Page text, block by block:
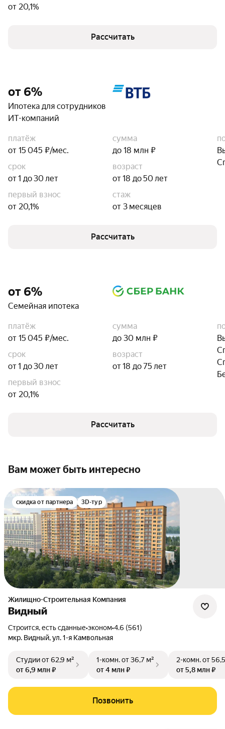
от 20,1%
Рассчитать
от 6%
Ипотека для сотрудников
ИТ-компаний
платёж
от 15 045 ₽/мес.
сумма
до 18 млн ₽
срок
от 1 до 30 лет
возраст
от 18 до 50 лет
первый взнос
от 20,1%
стаж
от 3 месяцев
Рассчитать
от 6%
Семейная ипотека
платёж
от 15 045 ₽/мес.
сумма
до 30 млн ₽
срок
от 1 до 30 лет
возраст
от 18 до 75 лет
первый взнос
от 20,1%
Рассчитать
Вам может быть интересно
скидка от партнера 3D-тур
Жилищно-Строительная Компания
Видный
Строится, есть сданные•эконом•4.6 (561)
мкр. Видный,ул. 1-я Камвольная
Студииот 62,9 м²
от 6,9 млн ₽
1-комн.от 36,7 м²
от 4 млн ₽
2-комн.от
от 5,8 млн ₽
Позвонить